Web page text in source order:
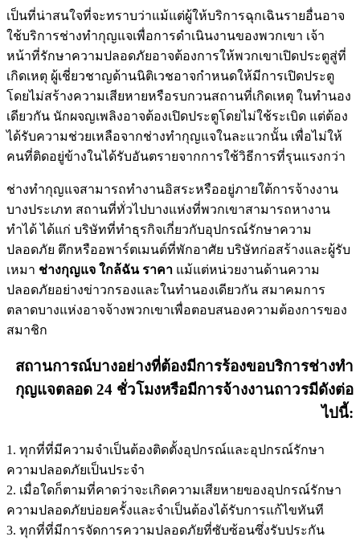
เป็นที่น่าสนใจที่จะทราบว่าแม้แต่ผู้ให้บริการฉุกเฉินรายอื่นอาจ
ใช้บริการช่างทำกุญแจเพื่อการดำเนินงานของพวกเขา เจ้า
หน้าที่รักษาความปลอดภัยอาจต้องการให้พวกเขาเปิดประตูสู่ที่
เกิดเหตุ ผู้เชี่ยวชาญด้านนิติเวชอาจกำหนดให้มีการเปิดประตู
โดยไม่สร้างความเสียหายหรือรบกวนสถานที่เกิดเหตุ ในทำนอง
เดียวกัน นักผจญเพลิงอาจต้องเปิดประตูโดยไม่ใช้ระเบิด แต่ต้อง
ได้รับความช่วยเหลือจากช่างทำกุญแจในละแวกนั้น เพื่อไม่ให้
คนที่ติดอยู่ข้างในได้รับอันตรายจากการใช้วิธีการที่รุนแรงกว่า
ช่างทำกุญแจสามารถทำงานอิสระหรืออยู่ภายใต้การจ้างงาน
บางประเภท สถานที่ทั่วไปบางแห่งที่พวกเขาสามารถหางาน
ทำได้ ได้แก่ บริษัทที่ทำธุรกิจเกี่ยวกับอุปกรณ์รักษาความ
ปลอดภัย ตึกหรืออพาร์ตเมนต์ที่พักอาศัย บริษัทก่อสร้างและผู้รับ
เหมา ช่างกุญแจ ใกล้ฉัน ราคา แม้แต่หน่วยงานด้านความ
ปลอดภัยอย่างข่าวกรองและในทำนองเดียวกัน สมาคมการ
ตลาดบางแห่งอาจจ้างพวกเขาเพื่อตอบสนองความต้องการของ
สมาชิก
สถานการณ์บางอย่างที่ต้องมีการร้องขอบริการช่างทำ
กุญแจตลอด 24 ชั่วโมงหรือมีการจ้างงานถาวรมีดังต่อ
ไปนี้:
1. ทุกที่ที่มีความจำเป็นต้องติดตั้งอุปกรณ์และอุปกรณ์รักษา
ความปลอดภัยเป็นประจำ
2. เมื่อใดก็ตามที่คาดว่าจะเกิดความเสียหายของอุปกรณ์รักษา
ความปลอดภัยบ่อยครั้งและจำเป็นต้องได้รับการแก้ไขทันที
3. ทุกที่ที่มีการจัดการความปลอดภัยที่ซับซ้อนซึ่งรับประกัน